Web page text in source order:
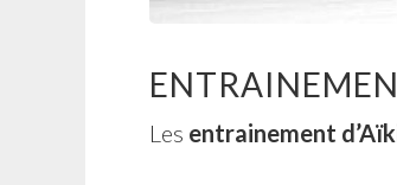
Les entrainement